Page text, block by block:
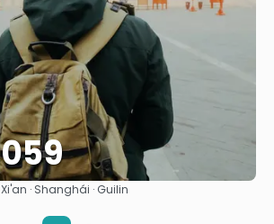
Ver
Xi'an · Shanghái · Guilin